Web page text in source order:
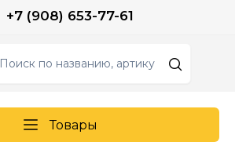
+7 (908) 653-77-61
Товары